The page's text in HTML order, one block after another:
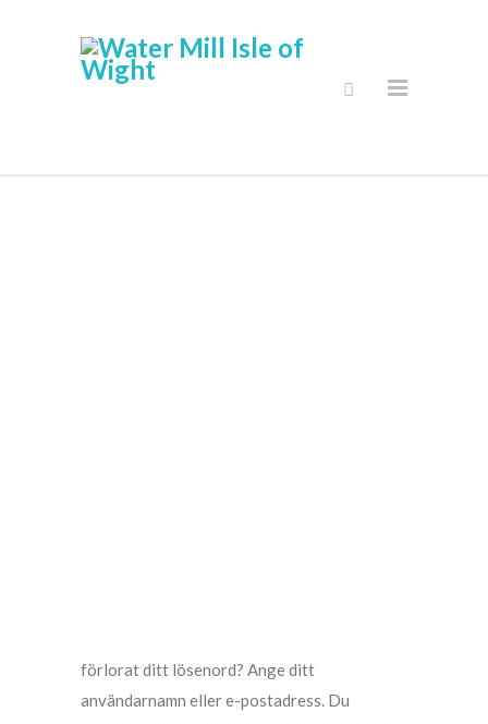
förlorat ditt lösenord? Ange ditt
användarnamn eller e-postadress. Du